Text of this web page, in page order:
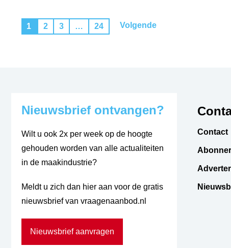
1 2 3 … 24 Volgende
Nieuwsbrief ontvangen?
Wilt u ook 2x per week op de hoogte
gehouden worden van alle actualiteiten
in de maakindustrie?
Meldt u zich dan hier aan voor de gratis
nieuwsbrief van vraagenaanbod.nl
Nieuwsbrief aanvragen
Contact